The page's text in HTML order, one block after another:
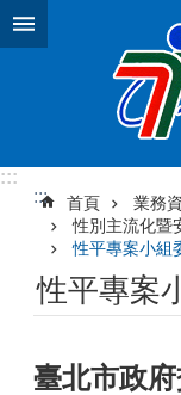
跳到主要內容區塊
:::
:::
首頁
業務
性別主流化暨
性平專案小組
性平專案
臺北市政